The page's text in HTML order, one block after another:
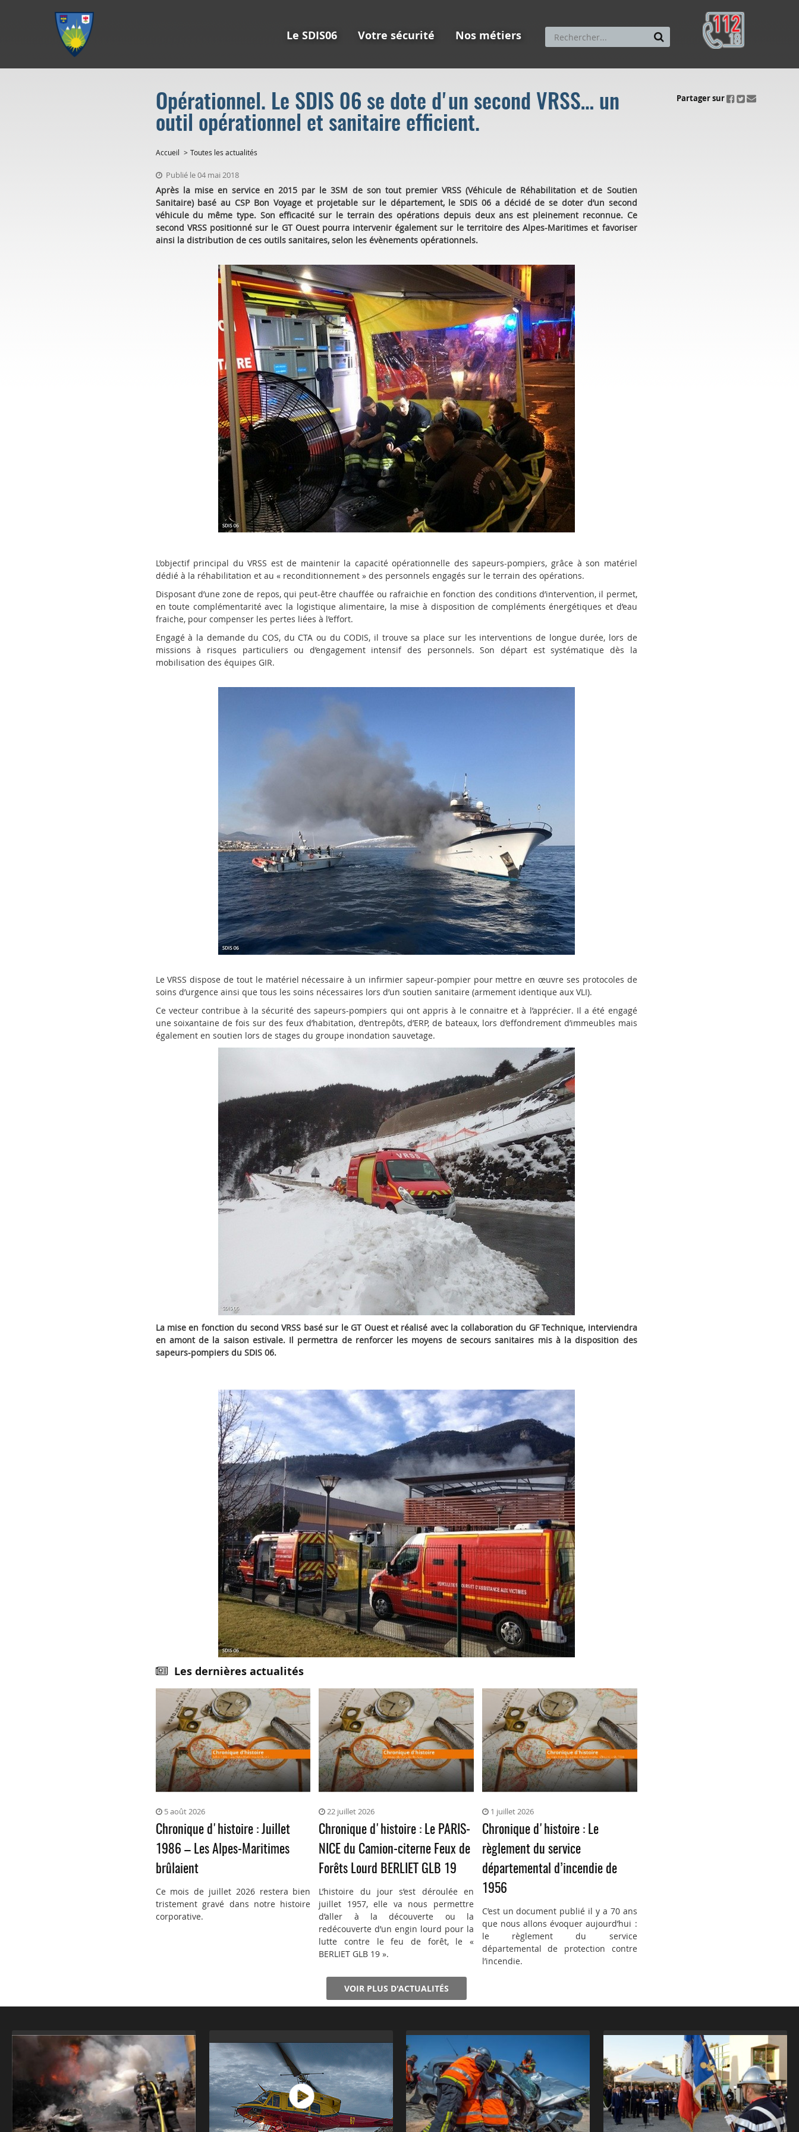
Le SDIS06 Votre sécurité Nos métiers
Opérationnel. Le SDIS 06 se dote d'un second VRSS… un
outil opérationnel et sanitaire efficient.
ui.fo.accessibility.echappement.partage
Partager sur
Accueil Toutes les actualités
Publié le 04 mai 2018
Après la mise en service en 2015 par le 3SM de son tout premier VRSS (Véhicule de Réhabilitation et de Soutien
Sanitaire) basé au CSP Bon Voyage et projetable sur le département, le SDIS 06 a décidé de se doter d’un second
véhicule du même type. Son efficacité sur le terrain des opérations depuis deux ans est pleinement reconnue. Ce
second VRSS positionné sur le GT Ouest pourra intervenir également sur le territoire des Alpes-Maritimes et favoriser
ainsi la distribution de ces outils sanitaires, selon les évènements opérationnels.
L’objectif principal du VRSS est de maintenir la capacité opérationnelle des sapeurs-pompiers, grâce à son matériel
dédié à la réhabilitation et au « reconditionnement » des personnels engagés sur le terrain des opérations.
Disposant d’une zone de repos, qui peut-être chauffée ou rafraichie en fonction des conditions d’intervention, il permet,
en toute complémentarité avec la logistique alimentaire, la mise à disposition de compléments énergétiques et d’eau
fraiche, pour compenser les pertes liées à l’effort.
Engagé à la demande du COS, du CTA ou du CODIS, il trouve sa place sur les interventions de longue durée, lors de
missions à risques particuliers ou d’engagement intensif des personnels. Son départ est systématique dès la
mobilisation des équipes GIR.
Le VRSS dispose de tout le matériel nécessaire à un infirmier sapeur-pompier pour mettre en œuvre ses protocoles de
soins d’urgence ainsi que tous les soins nécessaires lors d’un soutien sanitaire (armement identique aux VLI).
Ce vecteur contribue à la sécurité des sapeurs-pompiers qui ont appris à le connaitre et à l’apprécier. Il a été engagé
une soixantaine de fois sur des feux d’habitation, d’entrepôts, d’ERP, de bateaux, lors d’effondrement d’immeubles mais
également en soutien lors de stages du groupe inondation sauvetage.
La mise en fonction du second VRSS basé sur le GT Ouest et réalisé avec la collaboration du GF Technique, interviendra
en amont de la saison estivale. Il permettra de renforcer les moyens de secours sanitaires mis à la disposition des
sapeurs-pompiers du SDIS 06.
Les dernières actualités
5 août 2026
Chronique d'histoire : Juillet
1986 – Les Alpes-Maritimes
brûlaient
Ce mois de juillet 2026 restera bien
tristement gravé dans notre histoire
corporative.
22 juillet 2026
Chronique d'histoire : Le PARIS-
NICE du Camion-citerne Feux de
Forêts Lourd BERLIET GLB 19
L’histoire du jour s’est déroulée en
juillet 1957, elle va nous permettre
d’aller à la découverte ou la
redécouverte d’un engin lourd pour la
lutte contre le feu de forêt, le «
BERLIET GLB 19 ».
1 juillet 2026
Chronique d'histoire : Le
règlement du service
départemental d’incendie de
1956
C’est un document publié il y a 70 ans
que nous allons évoquer aujourd’hui :
le règlement du service
départemental de protection contre
l’incendie.
VOIR PLUS D'ACTUALITÉS